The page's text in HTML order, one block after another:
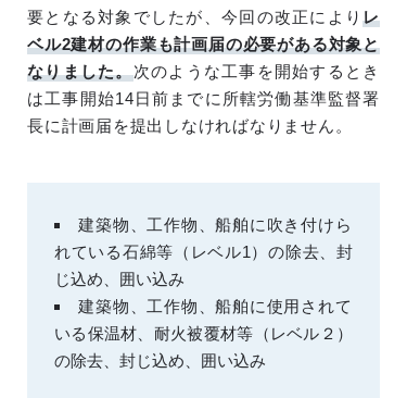
要となる対象でしたが、今回の改正によりレ
ベル2建材の作業も計画届の必要がある対象と
なりました。次のような工事を開始するとき
は工事開始14日前までに所轄労働基準監督署
長に計画届を提出しなければなりません。
建築物、工作物、船舶に吹き付けら
れている石綿等（レベル1）の除去、封
じ込め、囲い込み
建築物、工作物、船舶に使用されて
いる保温材、耐火被覆材等（レベル２）
の除去、封じ込め、囲い込み